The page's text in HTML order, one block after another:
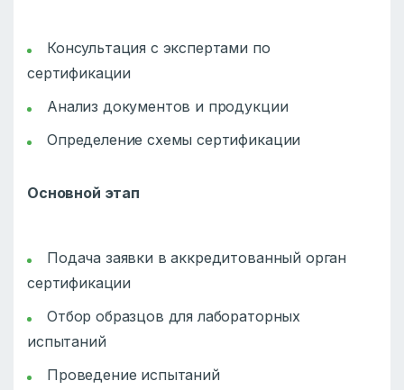
Консультация с экспертами по
сертификации
Анализ документов и продукции
Определение схемы сертификации
Основной этап
Подача заявки в аккредитованный орган
сертификации
Отбор образцов для лабораторных
испытаний
Проведение испытаний